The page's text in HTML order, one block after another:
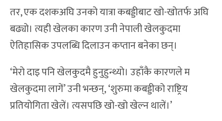
तर, एक दशकअघि उनको यात्रा कबड्डीबाट खो-खोतर्फ अघि
बढ्यो। त्यही खेलका कारण उनी नेपाली खेलकुदमा
ऐतिहासिक उपलब्धि दिलाउन कप्तान बनेका छन्।
‘मेरो दाइ पनि खेलकुदमै हुनुहुन्थ्यो। उहाँकै कारणले म
खेलकुदमा लागें’ उनी भन्छन्, ‘शुरुमा कबड्डीको राष्ट्रिय
प्रतियोगिता खेलें। त्यसपछि खो-खो खेल्न थालें।’